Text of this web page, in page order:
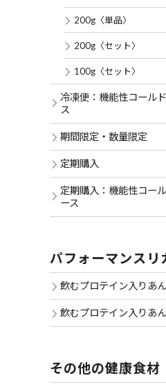
200g〈単品〉
200g〈セット〉
100g〈セット〉
冷凍便：機能性コール
ス
期間限定・数量限定
定期購入
定期購入：機能性コー
ース
パフォーマンスリ
飲むプロテイン入りあ
飲むプロテイン入りあ
その他の健康食材